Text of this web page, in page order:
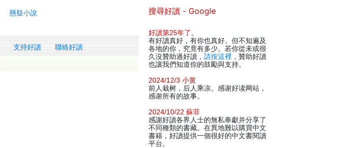
懸疑小說
支持好讀 聯絡好讀
搜尋好讀 - Google
好讀第25年了 。
有好讀真好，有你也真好。但不知遍及
各地的你，究竟有多少。若你從未或很
久沒贊助過好讀， 請按這裡 ，贊助好讀
也讓我們知道你的鼓勵與支持。
2024/12/3 小黄
前人栽树，后人乘凉。感谢好读网站，
感谢所有的故事。
2024/10/22 蘇菲
感謝好讀各界人士的無私奉獻并分享了
不同種類的書藏。在異地難以購買中文
書籍，好讀提供一個很好的中文書閱讀
平台。